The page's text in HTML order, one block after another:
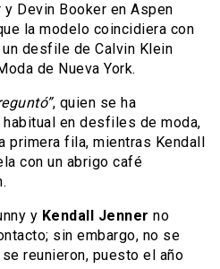
Devin Booker en Aspen
la modelo coincidiera con
desfile de Calvin Klein
de Nueva York.
, quien se ha
en desfiles de moda,
fila, mientras Kendall
con un abrigo café
y Kendall Jenner no
sin embargo, no se
reunieron, puesto el año